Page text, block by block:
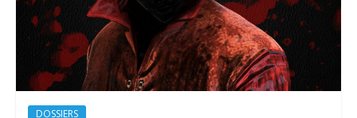
DOSSIERS